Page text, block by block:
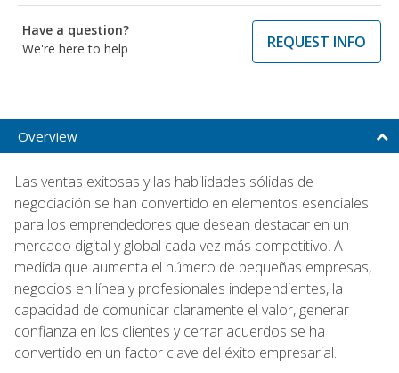
Have a question?
We're here to help
REQUEST INFO
Overview
Las ventas exitosas y las habilidades sólidas de
negociación se han convertido en elementos esenciales
para los emprendedores que desean destacar en un
mercado digital y global cada vez más competitivo. A
medida que aumenta el número de pequeñas empresas,
negocios en línea y profesionales independientes, la
capacidad de comunicar claramente el valor, generar
confianza en los clientes y cerrar acuerdos se ha
convertido en un factor clave del éxito empresarial.